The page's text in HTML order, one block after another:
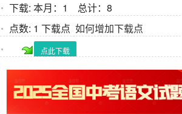
下载: 本月：1 总计：8
点数: 1 下载点 如何增加下载点
点此下载